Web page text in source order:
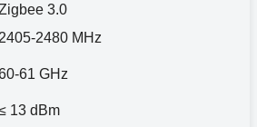
3.0
2405-2480 MHz
61 GHz
13 dBm